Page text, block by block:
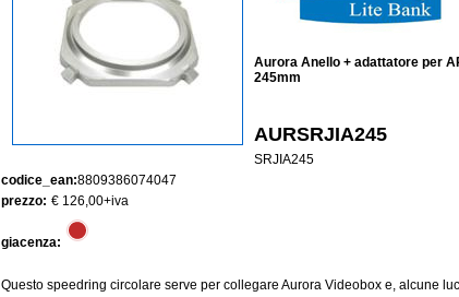
Aurora Anello + adattatore per
245mm
AURSRJIA245
SRJIA245
codice_ean:8809386074047
prezzo: € 126,00+iva
giacenza:
Questo speedring circolare serve per collegare Aurora Videobox e, alcune